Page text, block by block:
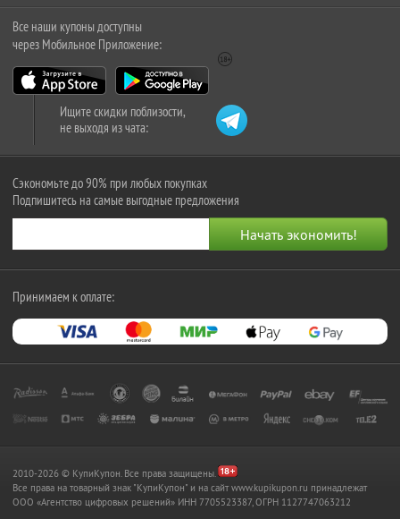
Все наши купоны доступны
через Мобильное Приложение:
Ищите скидки поблизости,
не выходя из чата:
Сэкономьте до 90% при любых покупках
Подпишитесь на самые выгодные предложения
Принимаем к оплате:
2010-2026 © КупиКупон. Все права защищены.
Все права на товарный знак "КупиКупон" и на сайт www.kupikupon.ru принадлежат
OOO «Агентство цифровых решений» ИНН 7705523387, ОГРН 1127747063212